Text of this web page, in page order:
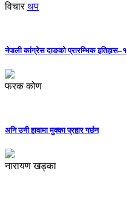
विचार थप
नेपाली कांग्रेस दाङको प्रारम्भिक इतिहास–१
फरक कोण
अनि उनी हावामा मुक्का प्रहार गर्छन
नारायण खड्का